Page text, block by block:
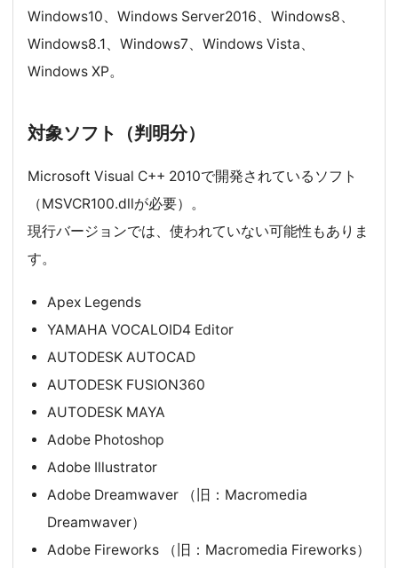
Windows10、Windows Server2016、Windows8、
Windows8.1、Windows7、Windows Vista、
Windows XP。
対象ソフト（判明分）
Microsoft Visual C++ 2010で開発されているソフト
（MSVCR100.dllが必要）。
現行バージョンでは、使われていない可能性もありま
す。
Apex Legends
YAMAHA VOCALOID4 Editor
AUTODESK AUTOCAD
AUTODESK FUSION360
AUTODESK MAYA
Adobe Photoshop
Adobe Illustrator
Adobe Dreamwaver （旧：Macromedia
Dreamwaver）
Adobe Fireworks （旧：Macromedia Fireworks）